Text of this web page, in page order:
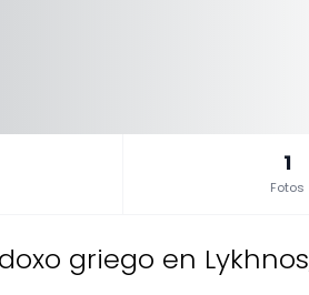
1
Fotos
griego en